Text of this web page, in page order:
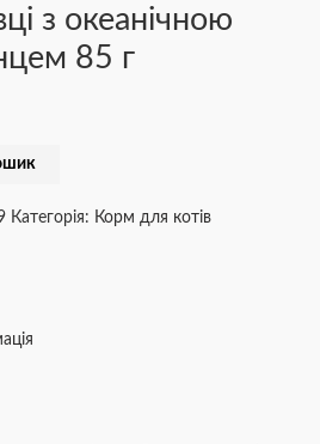
з океанічною
85 г
Категорія: Корм для котів